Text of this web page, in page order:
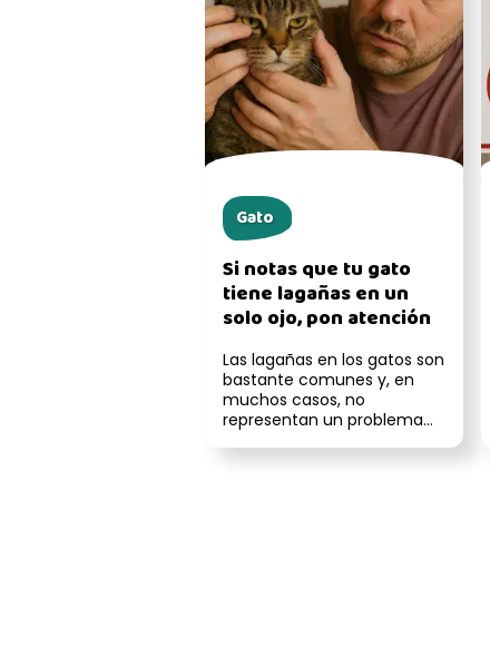
Gato
Si notas que tu gato
tiene lagañas en un
solo ojo, pon atención
Las lagañas en los gatos son
bastante comunes y, en
muchos casos, no
representan un problema